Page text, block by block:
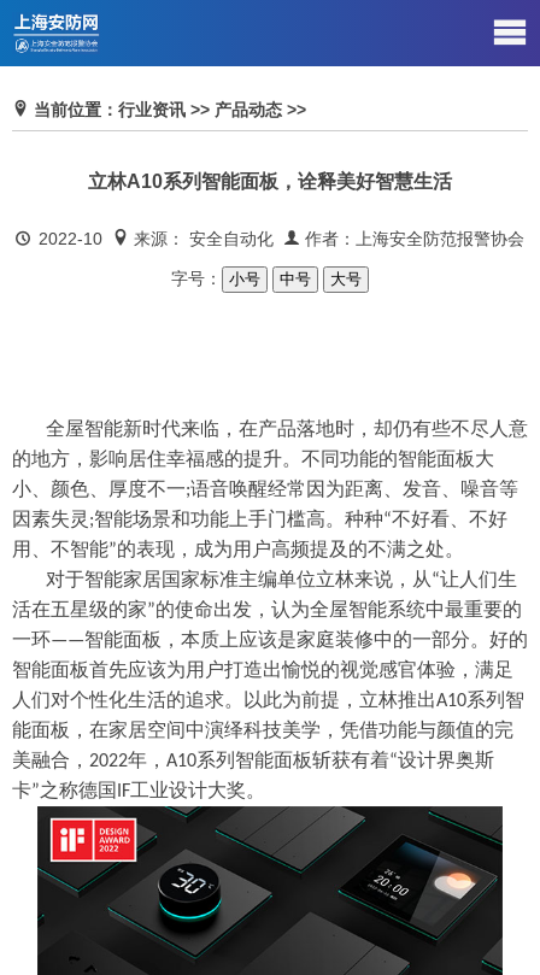
当前位置：行业资讯 >> 产品动态 >>
立林A10系列智能面板，诠释美好智慧生活
2022-10 来源： 安全自动化 作者：上海安全防范报警协会
字号： 小号 中号 大号
全屋智能新时代来临，在产品落地时，却仍有些不尽人意
的地方，影响居住幸福感的提升。不同功能的智能面板大
小、颜色、厚度不一;语音唤醒经常因为距离、发音、噪音等
因素失灵 ;智能场景和功能上手门槛高。种种“不好看、不好
用、不智能”的表现，成为用户高频提及的不满之处。
对于智能家居国家标准主编单位立林来说，从“让人们生
活在五星级的家”的使命出发，认为全屋智能系统中最重要的
一环——智能面板，本质上应该是家庭装修中的一部分。好的
智能面板首先应该为用户打造出愉悦的视觉感官体验，满足
人们对个性化生活的追求。以此为前提，立林推出A10系列智
能面板，在家居空间中演绎科技美学，凭借功能与颜值的完
美融合， 2022年， A10系列智能面板斩获有着“设计界奥斯
卡”之称德国 IF工业设计大奖。